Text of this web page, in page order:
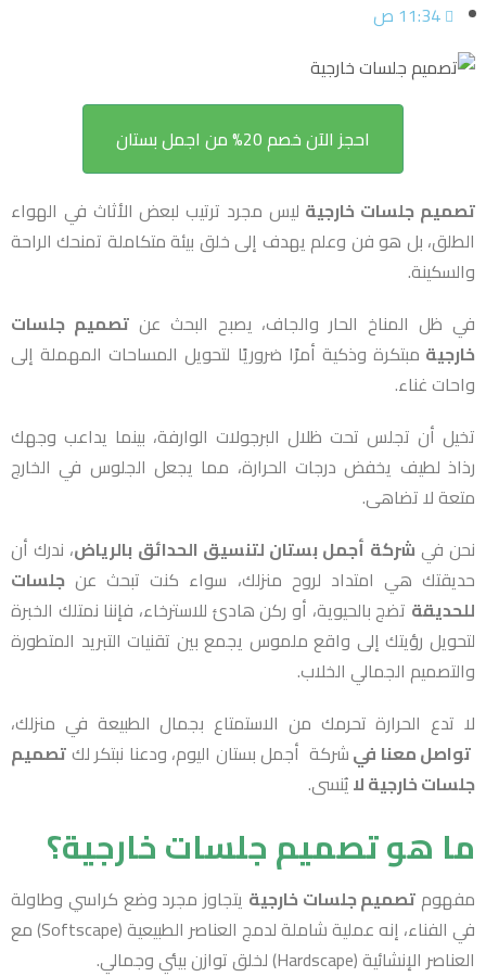
11:34 ص
احجز الآن خصم 20% من اجمل بستان
تصميم جلسات خارجية ليس مجرد ترتيب لبعض الأثاث في الهواء
الطلق، بل هو فن وعلم يهدف إلى خلق بيئة متكاملة تمنحك الراحة
والسكينة.
في ظل المناخ الحار والجاف، يصبح البحث عنتصميم جلسات
خارجية مبتكرة وذكية أمرًا ضروريًا لتحويل المساحات المهملة إلى
واحات غناء.
تخيل أن تجلس تحت ظلال البرجولات الوارفة، بينما يداعب وجهك
رذاذ لطيف يخفض درجات الحرارة، مما يجعل الجلوس في الخارج
متعة لا تضاهى.
نحن في شركة أجمل بستان لتنسيق الحدائق بالرياض، ندرك أن
حديقتك هي امتداد لروح منزلك، سواء كنت تبحث عن جلسات
للحديقة تضج بالحيوية، أو ركن هادئ للاسترخاء، فإننا نمتلك الخبرة
لتحويل رؤيتك إلى واقع ملموس يجمع بين تقنيات التبريد المتطورة
والتصميم الجمالي الخلاب.
لا تدع الحرارة تحرمك من الاستمتاع بجمال الطبيعة في منزلك،
تواصل معنا فيشركة أجمل بستان اليوم، ودعنا نبتكر لكتصميم
جلسات خارجية لايُنسى.
ما هو تصميم جلسات خارجية؟
مفهومتصميم جلسات خارجية يتجاوز مجرد وضع كراسي وطاولة
في الفناء، إنه عملية شاملة لدمج العناصر الطبيعية (Softscape) مع
العناصر الإنشائية (Hardscape) لخلق توازن بيئي وجمالي.